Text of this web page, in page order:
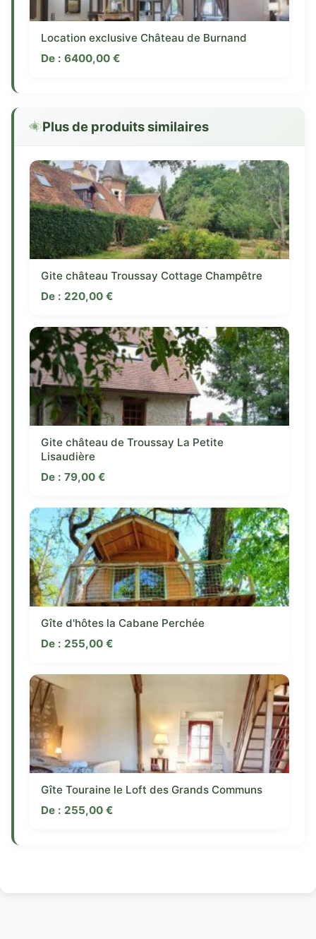
Location exclusive Château de Burnand
De : 6400,00 €
Plus de produits similaires
Gite château Troussay Cottage Champêtre
De : 220,00 €
Gite château de Troussay La Petite
Lisaudière
De : 79,00 €
Gîte d'hôtes la Cabane Perchée
De : 255,00 €
Gîte Touraine le Loft des Grands Communs
De : 255,00 €